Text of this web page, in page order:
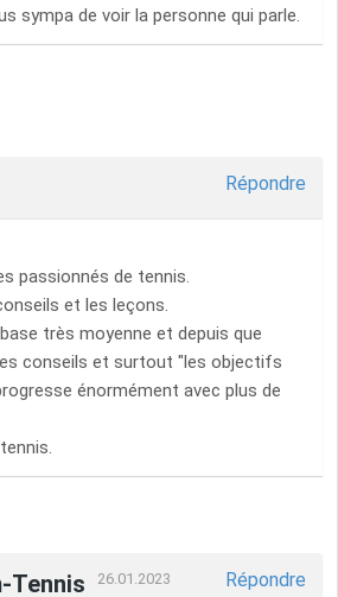
sympa de voir la personne qui parle.
Répondre
passionnés de tennis.
et les leçons.
très moyenne et depuis que
tes conseils et surtout "les objectifs
énormément avec plus de
Tennis 26.01.2023 Répondre